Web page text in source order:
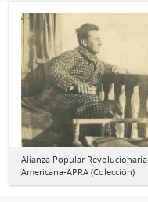
Alianza Popular Revolucionaria
Americana-APRA (Colección)